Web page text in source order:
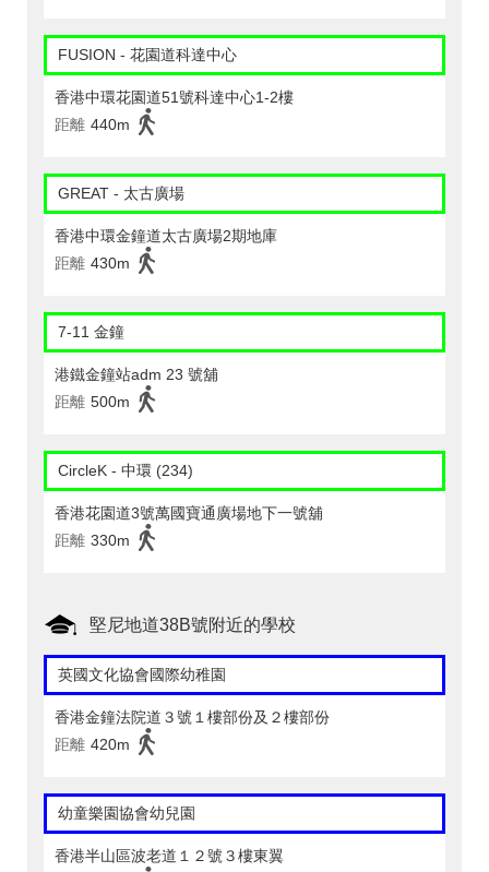
FUSION - 花園道科達中心
香港中環花園道51號科達中心1-2樓
距離 440m
GREAT - 太古廣場
香港中環金鐘道太古廣場2期地庫
距離 430m
7-11 金鐘
港鐵金鐘站adm 23 號舖
距離 500m
CircleK - 中環 (234)
香港花園道3號萬國寶通廣場地下一號舖
距離 330m
堅尼地道38B號附近的學校
英國文化協會國際幼稚園
香港金鐘法院道３號１樓部份及２樓部份
距離 420m
幼童樂園協會幼兒園
香港半山區波老道１２號３樓東翼